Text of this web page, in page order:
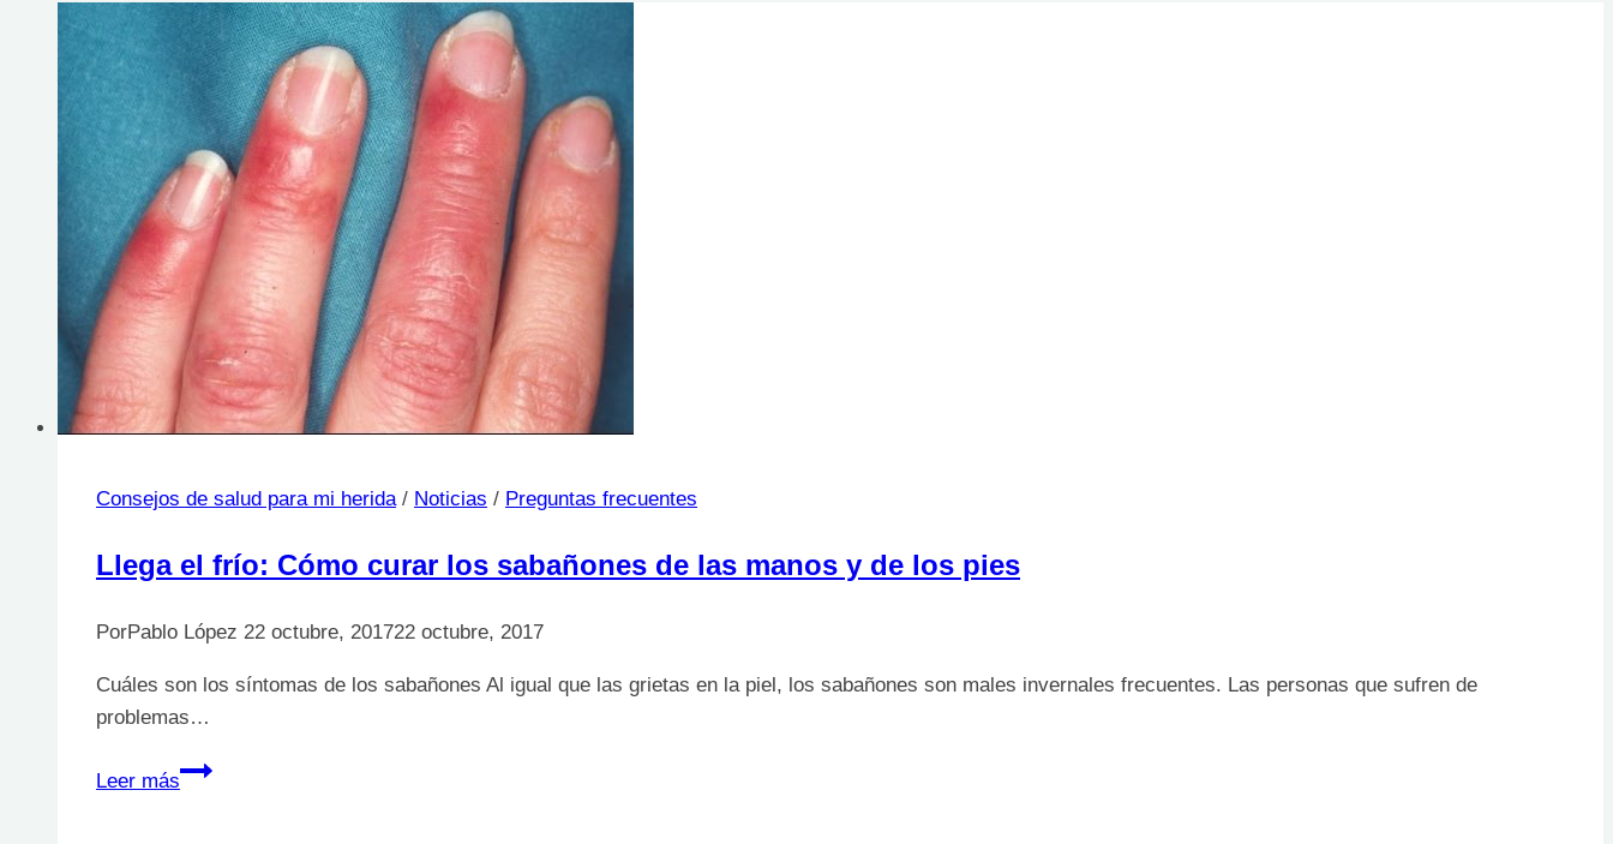
Consejos de salud para mi herida / Noticias / Preguntas frecuentes
Llega el frío: Cómo curar los sabañones de las manos y de los pies
PorPablo López 22 octubre, 201722 octubre, 2017
Cuáles son los síntomas de los sabañones Al igual que las grietas en la piel, los sabañones son males invernales frecuentes. Las personas que sufren de
problemas…
Leer más
Llega